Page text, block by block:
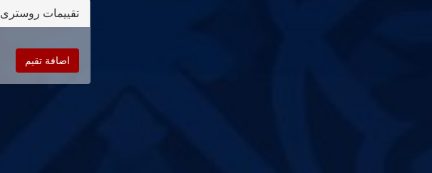
تقييمات روسترى
اضافة تقيم